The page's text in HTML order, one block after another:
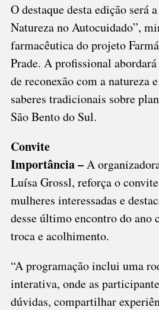
O destaque desta edição será
Natureza no Autocuidado”,
farmacêutica do projeto
Prade. A profissional
de reconexão com a natureza
saberes tradicionais sobre
São Bento do Sul.
Convite
Importância –A
Luísa Grossl, reforça o
mulheres interessadas e
desse último encontro do ano
troca e acolhimento.
“A programação inclui uma
interativa, onde as
dúvidas, compartilhar